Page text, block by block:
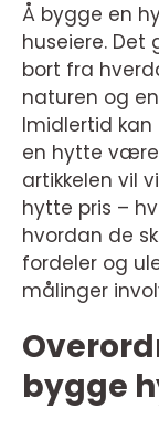
Å bygge en
huseiere.
bort fra
naturen og
Imidlertid
en hytte være
artikkelen vil
hytte pris –
hvordan de
fordeler og
målinger
bygge